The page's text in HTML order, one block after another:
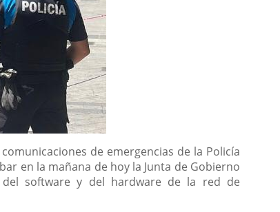
de emergencias de la Policía
en la mañana de hoy la Junta de Gobierno
del software y del hardware de la red de